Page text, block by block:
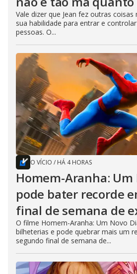
Vale dizer que Jean fez outras
sua habilidade para entrar e
pessoas. O...
O VÍCIO / HÁ 4 HORAS
Homem-Aranha: Um
pode bater recorde
final de semana de
O filme Homem-Aranha: Um Novo
bilheterias e pode quebrar mais um
segundo final de semana de...